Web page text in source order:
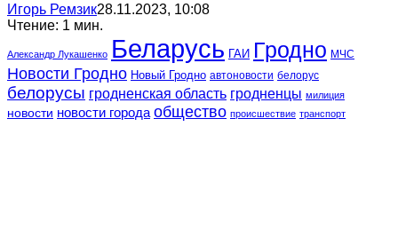
Игорь Ремзик28.11.2023, 10:08
Чтение: 1 мин.
Александр Лукашенко Беларусь ГАИ Гродно МЧС
Новости Гродно Новый Гродно автоновости белорус
белорусы гродненская область гродненцы милиция
новости новости города общество происшествие транспорт